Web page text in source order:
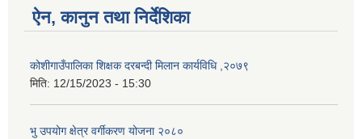
ऐन, कानुन तथा निर्देशिका
कोशीगाउँपालिका शिक्षक दरबन्दी मिलान कार्यविधि ,२०७९
मिति: 12/15/2023 - 15:30
भु उपयोग क्षेत्र वर्गीकरण योजना २०८०